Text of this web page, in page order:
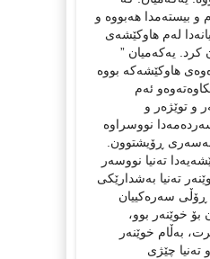
بیستەمدا هەبووە و
لەم هاوکێشەی
یەکەمیان ”
هاوکێشەکە بووە
ئەم
و توێژەر و
نووسراوە
لەسەری ڕۆیشتوون.
تەنیا نووسەر
تەنیا بەشدارێکی
سەرەکییان
بۆ خوێنەر بوو،
بەڵام خوێنەر
تەنیا چێژی